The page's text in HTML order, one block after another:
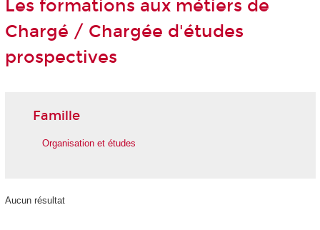
Les formations aux métiers de
Chargé / Chargée d'études
prospectives
Famille
Organisation et études
Aucun résultat